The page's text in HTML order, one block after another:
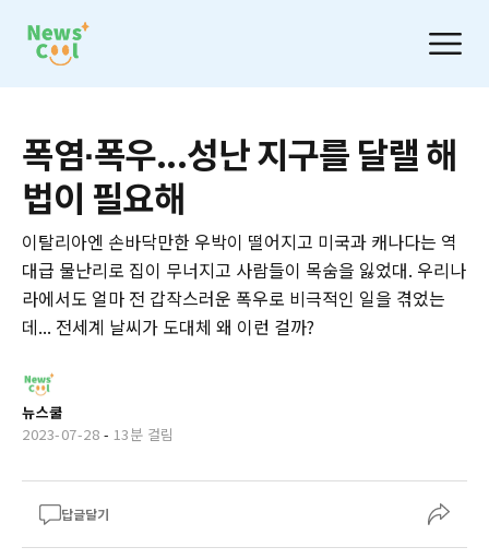
폭염∙폭우...성난 지구를 달랠 해
법이 필요해
이탈리아엔 손바닥만한 우박이 떨어지고 미국과 캐나다는 역
대급 물난리로 집이 무너지고 사람들이 목숨을 잃었대. 우리나
라에서도 얼마 전 갑작스러운 폭우로 비극적인 일을 겪었는
데... 전세계 날씨가 도대체 왜 이런 걸까?
뉴스쿨
2023-07-28 - 13분 걸림
답글달기